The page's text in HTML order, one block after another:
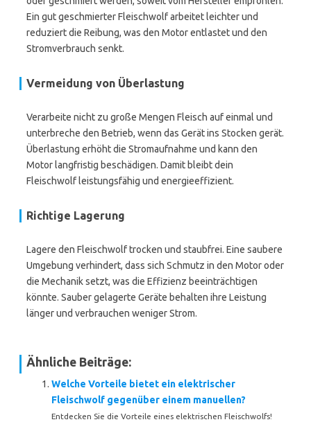
Ein gut geschmierter Fleischwolf arbeitet leichter und
reduziert die Reibung, was den Motor entlastet und den
Stromverbrauch senkt.
Vermeidung von Überlastung
Verarbeite nicht zu große Mengen Fleisch auf einmal und
unterbreche den Betrieb, wenn das Gerät ins Stocken gerät.
Überlastung erhöht die Stromaufnahme und kann den
Motor langfristig beschädigen. Damit bleibt dein
Fleischwolf leistungsfähig und energieeffizient.
Richtige Lagerung
Lagere den Fleischwolf trocken und staubfrei. Eine saubere
Umgebung verhindert, dass sich Schmutz in den Motor oder
die Mechanik setzt, was die Effizienz beeinträchtigen
könnte. Sauber gelagerte Geräte behalten ihre Leistung
länger und verbrauchen weniger Strom.
Ähnliche Beiträge:
Welche Vorteile bietet ein elektrischer
Fleischwolf gegenüber einem manuellen?
Entdecken Sie die Vorteile eines elektrischen Fleischwolfs!